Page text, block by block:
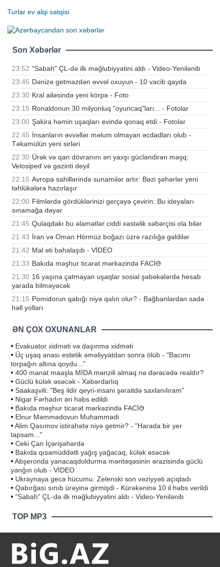
Turlar ev alqi satqisi
Son Xəbərlər
23:52 "Sabah" ÇL-də ilk məğlubiyyətini aldı - Video-Yenilənib
23:45 Dənizə getməzdən əvvəl oxuyun - 10 vacib qayda
23:30 Kral ailəsində yeni körpə - Foto
23:15 Ronaldonun 30 milyonluq "oyuncaq"ları... - Fotolar
23:00 Şakira həmin uşaqları evində qonaq etdi - Fotolar
22:45 İnsanların əvvəllər məlum olmayan əcdadları olub -
Təkamülün yeni sirləri
22:30 Ürək və qan dövranını ən yaxşı gücləndirən məşq:
Velosiped və gəzinti deyil
22:15 Avropa sahillərində sunamilər artır: Bəzi şəhərlər yeni
təhlükələrə hazırlaşır
22:00 Filmlərdə gördüklərinizi gerçəyə çevirin: Bu ideyaları
sınamağa dəyər
21:45 Qulaqdakı bu əlamətlər ciddi xəstəlik xəbərçisi ola bilər
21:43 İran və Oman Hörmüz boğazı üzrə razılığa gəldilər
21:42 Mal əti bahalaşıb - VİDEO
21:33 Bakıda məşhur ticarət mərkəzində FACİƏ
21:30 16 yaşına çatmayan uşaqlar sosial şəbəkələrdə hesab
yarada bilməyəcək
21:15 Pomidorun qabığı niyə qalın olur? - Bağbanlardan sadə
həll yolları
ƏN ÇOX OXUNANLAR
• Evakuator xidməti və daşınma xidməti
• Üç uşaq anası estetik əməliyyatdan sonra ölüb - "Bacımı
torpağın altına qoydu..."
• 400 manat maaşla MİDA mənzili almaq nə dərəcədə realdır?
• Güclü külək əsəcək - Xəbərdarlıq
• Saakaşvili: "Beş ildir qeyri-insani şəraitdə saxlanılıram"
• Nigar Fərhadın əri həbs edildi
• Bakıda məşhur ticarət mərkəzində FACİƏ
• Elnur Məmmədovun Muhammədi
•Alim Qasımov istirahətə niyə getmir? - "Harada bir yer
tapsam..."
• Ceki Çan İçərişəhərdə
• Bakıda qısamüddətli yağış yağacaq, külək əsəcək
•Abşeronda yanacaqdoldurma məntəqəsinin ərazisində güclü
yanğın olub - VİDEO
• Ukraynaya gecə hücumu: Zelenski son vəziyyəti açıqladı
• Qabırğası sınıb ürəyinə girmişdi - Kürəkəninə 10 il həbs verildi
• "Sabah" ÇL-də ilk məğlubiyyətini aldı - Video-Yenilənib
TOP MP3